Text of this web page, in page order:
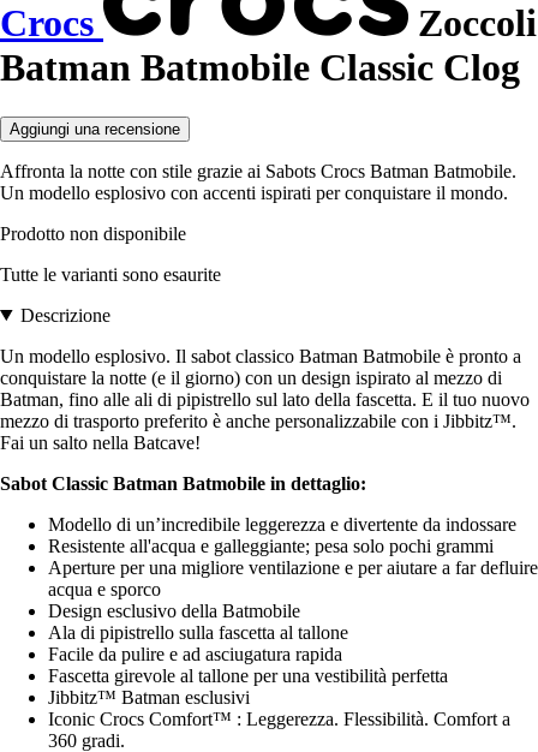
Crocs
Zoccoli
Batman Batmobile Classic Clog
Aggiungi una recensione
Affronta la notte con stile grazie ai Sabots Crocs Batman Batmobile.
Un modello esplosivo con accenti ispirati per conquistare il mondo.
Prodotto non disponibile
Tutte le varianti sono esaurite
Descrizione
Un modello esplosivo. Il sabot classico Batman Batmobile è pronto a
conquistare la notte (e il giorno) con un design ispirato al mezzo di
Batman, fino alle ali di pipistrello sul lato della fascetta. E il tuo nuovo
mezzo di trasporto preferito è anche personalizzabile con i Jibbitz™.
Fai un salto nella Batcave!
Sabot Classic Batman Batmobile in dettaglio:
Modello di un’incredibile leggerezza e divertente da indossare
Resistente all'acqua e galleggiante; pesa solo pochi grammi
Aperture per una migliore ventilazione e per aiutare a far defluire
acqua e sporco
Design esclusivo della Batmobile
Ala di pipistrello sulla fascetta al tallone
Facile da pulire e ad asciugatura rapida
Fascetta girevole al tallone per una vestibilità perfetta
Jibbitz™ Batman esclusivi
Iconic Crocs Comfort™ : Leggerezza. Flessibilità. Comfort a
360 gradi.